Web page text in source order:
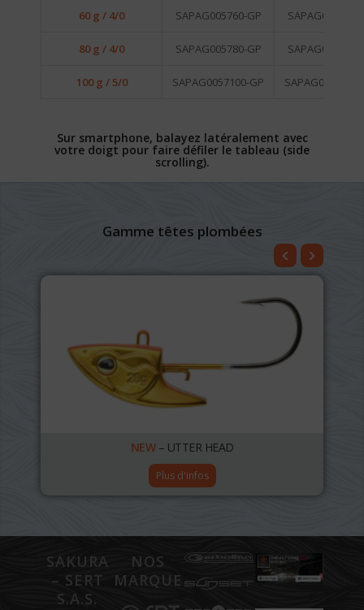
60 g / 4/0 SAPAG005760-GP SAPAG005760-
80 g / 4/0 SAPAG005780-GP SAPAG005780-
100 g / 5/0 SAPAG0057100-GP
Sur smartphone, balayez latéralement avec
votre doigt pour faire défiler le tableau (side
scrolling).
Gamme têtes plombées
NEW– UTTER HEAD
Plus d'infos
SAKURA
– SERT
S.A.S.
NOS
MARQUES